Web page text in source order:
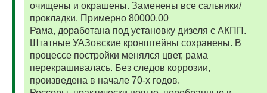
очищены и окрашены. Заменены все сальники/
прокладки. Примерно 80000.00
Рама, доработана под установку дизеля с АКПП.
Штатные УАЗовские кронштейны сохранены. В
процессе постройки менялся цвет, рама
перекрашивалась. Без следов коррозии,
произведена в начале 70-х годов.